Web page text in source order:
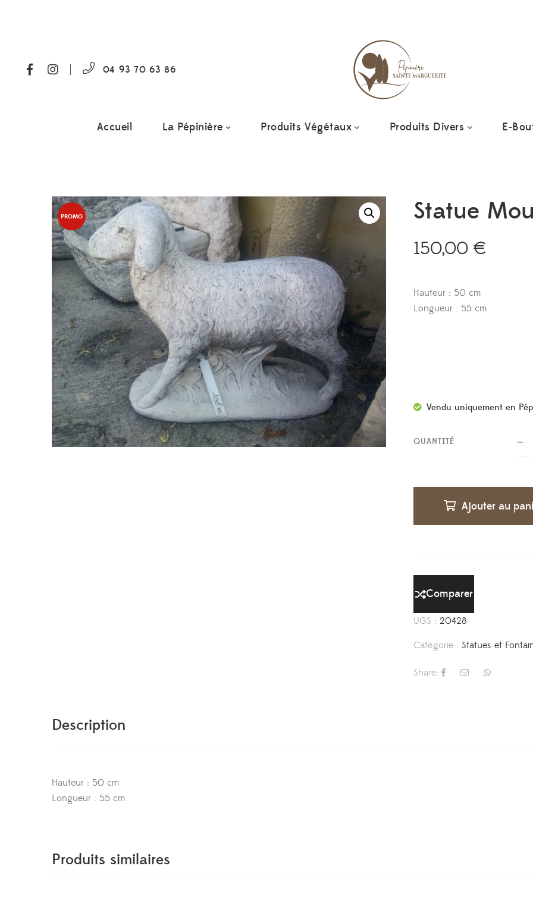
04 93 70 63 86
Accueil La Pépinière Produits Végétaux Produits Divers E-
PROMO Statue
150,00€
Hauteur : 50 cm
Longueur : 55 cm
Vendu uniquement en
QUANTITÉ
Ajouter au
Comparer
UGS : 20428
Catégorie :Statues et
Share:
Description
Hauteur : 50 cm
Longueur : 55 cm
Produits similaires